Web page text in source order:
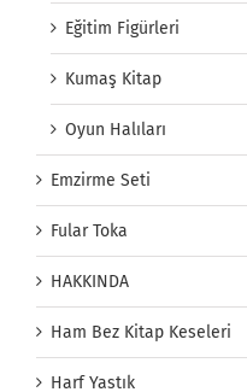
Eğitim Figürleri
Kumaş Kitap
Oyun Halıları
Emzirme Seti
Fular Toka
HAKKINDA
Ham Bez Kitap Keseleri
Harf Yastık